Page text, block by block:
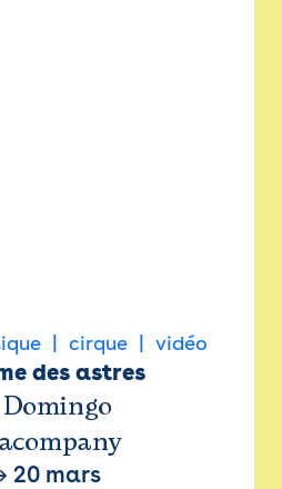
cirque vidéo
des astres
20 mars